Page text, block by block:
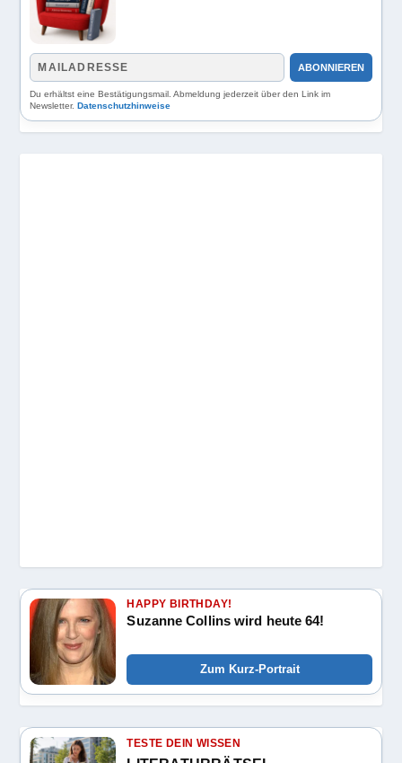
ABONNIEREN
Du erhältst eine Bestätigungsmail. Abmeldung jederzeit über den Link im
Newsletter.Datenschutzhinweise
HAPPY BIRTHDAY!
Suzanne Collins wird heute 64!
Zum Kurz-Portrait
TESTE DEIN WISSEN